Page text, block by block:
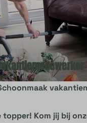
topper! Kom jij bij